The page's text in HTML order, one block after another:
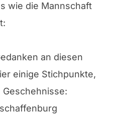
wie die Mannschaft
an diesen
einige Stichpunkte,